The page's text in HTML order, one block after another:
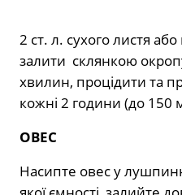
2 ст. л. сухого листя
залити склянкою
хвилин, процідити та
кожні 2 години (до 150
ОВЕС
Насипте овес у